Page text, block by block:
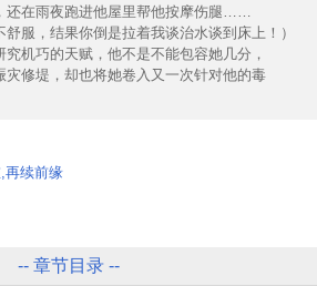
在雨夜跑进他屋里帮他按摩伤腿……
，结果你倒是拉着我谈治水谈到床上！）
机巧的天赋，他不是不能包容她几分，
修堤，却也将她卷入又一次针对他的毒
再续前缘
-- 章节目录 --